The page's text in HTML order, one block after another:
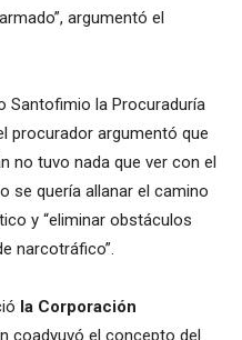
argumentó el
Santofimio la Procuraduría
procurador argumentó que
no tuvo nada que ver con el
se quería allanar el camino
y “eliminar obstáculos
narcotráfico”.
la Corporación
coadyuvó el concepto del